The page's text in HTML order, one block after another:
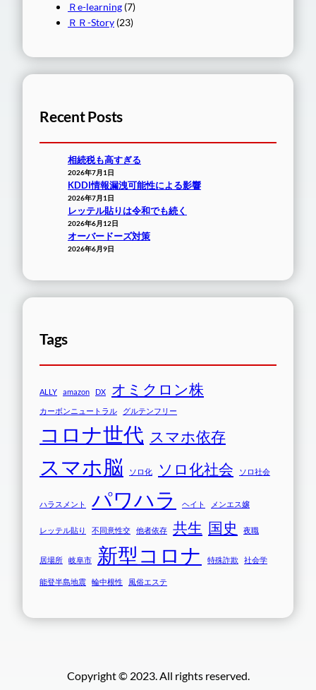
Ｒe-learning (7)
ＲＲ-Story (23)
Recent Posts
相続税も高すぎる
2026年7月1日
KDDI情報漏洩可能性による影響
2026年7月1日
レッテル貼りは令和でも続く
2026年6月12日
オーバードーズ対策
2026年6月9日
Tags
ALLY amazon DX オミクロン株
カーボンニュートラル グルテンフリー
コロナ世代 スマホ依存
スマホ脳 ソロ化 ソロ化社会 ソロ社会
ハラスメント パワハラ ヘイト メンエス嬢
レッテル貼り 不同意性交 他者依存 共生 国史 夜職
居場所 岐阜市 新型コロナ 特殊詐欺 社会学
能登半島地震 輪中根性 風俗エステ
Copyright © 2023. All rights reserved.